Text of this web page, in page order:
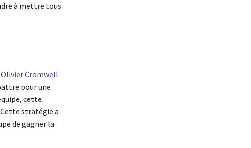
à mettre tous
Olivier Cromwell
pour une
cette
stratégie a
de gagner la